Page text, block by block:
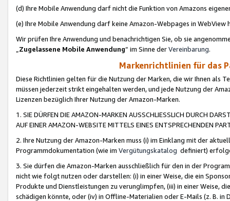
(d) Ihre Mobile Anwendung darf nicht die Funktion von Amazons
(e) Ihre Mobile Anwendung darf keine Amazon-Webpages in WebView
Wir prüfen Ihre Anwendung und benachrichtigen Sie, ob sie
„Zugelassene Mobile Anwendung“ im Sinne derVereinbarung.
Markenrichtlinien für das
Diese Richtlinien gelten für die Nutzung der Marken, die wir Ihnen als
müssen jederzeit strikt eingehalten werden, und jede Nutzung der
Lizenzen bezüglich Ihrer Nutzung der Amazon-Marken.
1. SIE DÜRFEN DIE AMAZON-MARKEN AUSSCHLIESSLICH DURCH
AUF EINER AMAZON-WEBSITE MITTELS EINES ENTSPRECHENDEN
2. Ihre Nutzung der Amazon-Marken muss (i) im Einklang mit der
Programmdokumentation (wie im Vergütungskatalog definiert)
3. Sie dürfen die Amazon-Marken ausschließlich für den in der
nicht wie folgt nutzen oder darstellen: (i) in einer Weise, die ein
Produkte und Dienstleistungen zu verunglimpfen, (iii) in einer Weise,
schädigen könnte, oder (iv) in Offline-Materialien oder E-Mails (z. B. in